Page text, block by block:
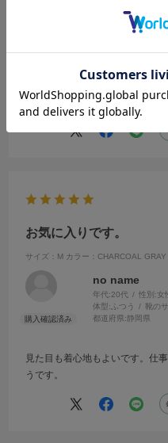
履いた感じもとてもよく、色違
お気に入りです。
サイズ：M カラー：CHARCOAL GRAY
no name
年代:20代 性別:女
体型: ふつう 靴の
都道府県: 静岡県
見た目も着心地もよいです。仕
うです。